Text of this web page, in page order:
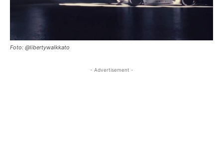
Foto: @libertywalkkato
- Advertisement -